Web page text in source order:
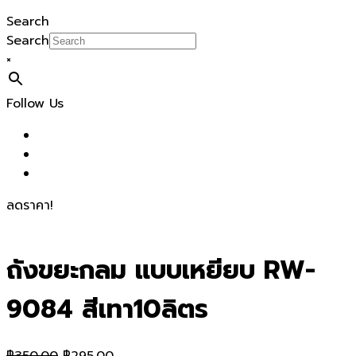
Search
Search
×
Follow Us
ลดราคา!
ถังขยะกลม แบบเหยียบ RW-
9084 สีเทา10ลิตร